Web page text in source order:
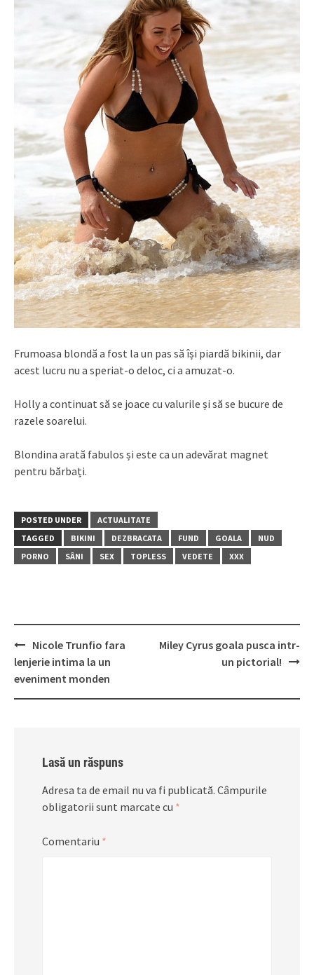
Frumoasa blondă a fost la un pas să își piardă bikinii, dar
acest lucru nu a speriat-o deloc, ci a amuzat-o.
Holly a continuat să se joace cu valurile și să se bucure de
razele soarelui.
Blondina arată fabulos și este ca un adevărat magnet
pentru bărbați.
POSTED UNDER
ACTUALITATE
TAGGED
BIKINI DEZBRACATA FUND GOALA
NUD
PORNO
SÂNI SEX TOPLESS VEDETE XXX
Post
navigation
Nicole Trunfio fara
lenjerie intima la un
eveniment monden
Miley Cyrus goala pusca intr-
un pictorial!
Lasă un răspuns
Adresa ta de email nu va fi publicată. Câmpurile
obligatorii sunt marcate cu *
Comentariu *